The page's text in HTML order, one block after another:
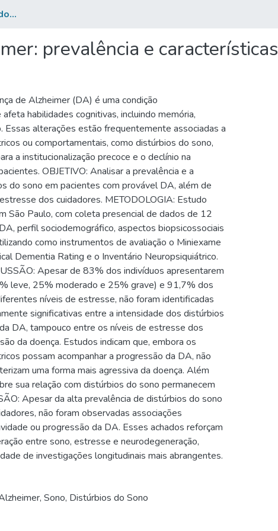
Distúrbios do sono e doença de Alzheimer: prevalência e características
prevalência e características
de Alzheimer (DA) é uma condição
habilidades cognitivas, incluindo memória,
Essas alterações estão frequentemente associadas a
ou comportamentais, como distúrbios do sono,
a institucionalização precoce e o declínio na
OBJETIVO: Analisar a prevalência e a
do sono em pacientes com provável DA, além de
dos cuidadores. METODOLOGIA: Estudo
São Paulo, com coleta presencial de dados de 12
perfil sociodemográfico, aspectos biopsicossociais
como instrumentos de avaliação o Miniexame
Dementia Rating e o Inventário Neuropsiquiátrico.
Apesar de 83% dos indivíduos apresentarem
leve, 25% moderado e 25% grave) e 91,7% dos
níveis de estresse, não foram identificadas
significativas entre a intensidade dos distúrbios
DA, tampouco entre os níveis de estresse dos
da doença. Estudos indicam que, embora os
possam acompanhar a progressão da DA, não
uma forma mais agressiva da doença. Além
sua relação com distúrbios do sono permanecem
Apesar da alta prevalência de distúrbios do sono
não foram observadas associações
ou progressão da DA. Esses achados reforçam
entre sono, estresse e neurodegeneração,
de investigações longitudinais mais abrangentes.
, Sono, Distúrbios do Sono